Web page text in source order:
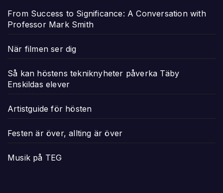
From Success to Significance: A Conversation with
Professor Mark Smith
När filmen ser dig
Så kan höstens tekniknyheter påverka Täby
Enskildas elever
Artistguide för hösten
Festen är över, allting är över
Musik på TEG